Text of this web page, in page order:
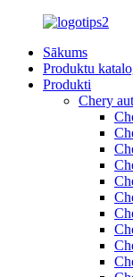
Sākums
Produktu
Produkti
Chery